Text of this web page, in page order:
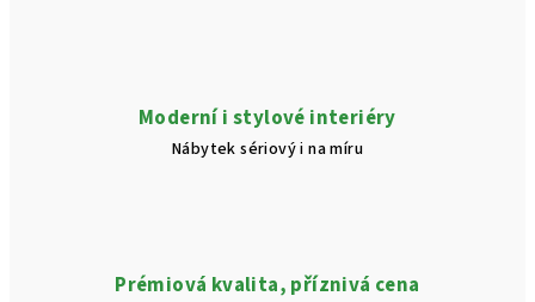
Moderní i stylové interiéry
Nábytek sériový i na míru
Prémiová kvalita, příznivá cena